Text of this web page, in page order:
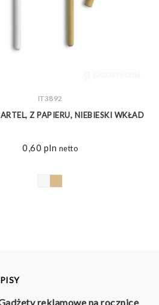
ZOBACZ WIĘCEJ
IT3892
Z PAPIERU, NIEBIESKI WKŁAD
0,60 pln netto
reklamowe na rocznicę